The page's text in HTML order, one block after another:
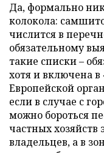
Да, формально
колокола:
числится в
обязательному
такие списки –
хотя и включена
Европейской
если в случае с
можно бороться
частных хозяйств
владельцев, а в